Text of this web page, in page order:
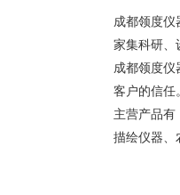
成都领度仪
家集科研、
成都领度仪
客户的信任
主营产品有
描绘仪器、